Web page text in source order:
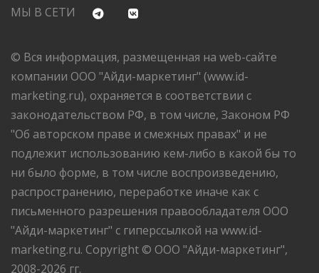
МЫ В СЕТИ
© Вся информация, размещенная на web-сайте
компании ООО "Айди-маркетинг" (www.id-
marketing.ru), охраняется в соответствии с
законодательством РФ, в том числе, Законом РФ
"Об авторском праве и смежных правах" и не
подлежит использованию кем-либо в какой бы то
ни было форме, в том числе воспроизведению,
распространению, переработке иначе как с
письменного разрешения правообладателя ООО
"Айди-маркетинг" с гиперссылкой на www.id-
marketing.ru. Copyright © ООО "Айди-маркетинг",
2008-2026 гг.